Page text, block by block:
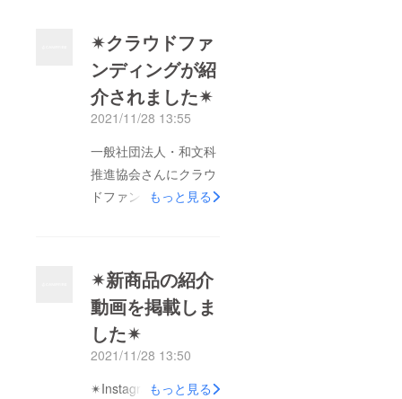
✴︎クラウドファ
ンディングが紹
介されました✴︎
2021/11/28 13:55
一般社団法人・和文科
推進協会さんにクラウ
ドファンディングペー
もっと見る
✴︎新商品の紹介
動画を掲載しま
した✴︎
2021/11/28 13:50
✴︎Instagram動画✴︎
もっと見る